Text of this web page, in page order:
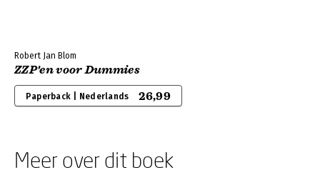
Robert Jan Blom
ZZP'en voor Dummies
Paperback | Nederlands 26,99
Meer over dit boek